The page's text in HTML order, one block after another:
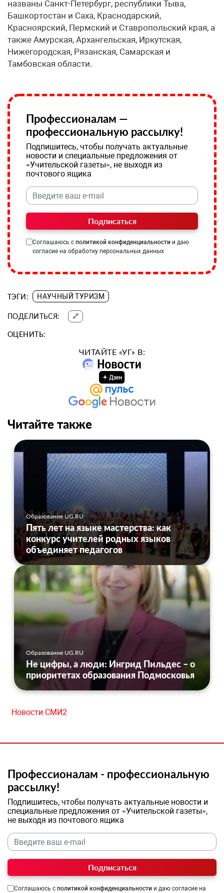
названы Санкт-Петербург, республики Тыва,
Башкортостан и Саха, Краснодарский,
Красноярский, Пермский и Ставропольский края, а
также Амурская, Архангельская, Иркутская,
Нижегородская, Рязанская, Самарская и
Тамбовская области.
Профессионалам —
профессиональную рассылку!
Подпишитесь, чтобы получать актуальные
новости и специальные предложения от
«Учительской газеты», не выходя из
почтового ящика
Подписаться
Соглашаюсь с политикой конфиденциальности и даю
согласие на обработку персональных данных
ТЭГИ: НАУЧНЫЙ ТУРИЗМ
ПОДЕЛИТЬСЯ: 🔗
ОЦЕНИТЬ:
ЧИТАЙТЕ «УГ» В:
Читайте также
Образование UG.RU
Пять лет на языке мастерства: как
конкурс учителей родных языков
объединяет педагогов
Образование UG.RU
Не цифры, а люди: Ингрид Пильдес – о
приоритетах образования Подмосковья
Новости СМИ2
Профессионалам - профессиональную
рассылку!
Подпишитесь, чтобы получать актуальные новости и
специальные предложения от «Учительской газеты»,
не выходя из почтового ящика
Подписаться
Соглашаюсь с политикой конфиденциальности и даю согласие на